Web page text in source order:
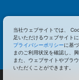
©
当社ウェブサイトでは、
足いただけるウェブサイト
プライバシーポリシーに基
まのご利用状況を確認し、
また、ウェブサイトやブラ
いただくことができます。